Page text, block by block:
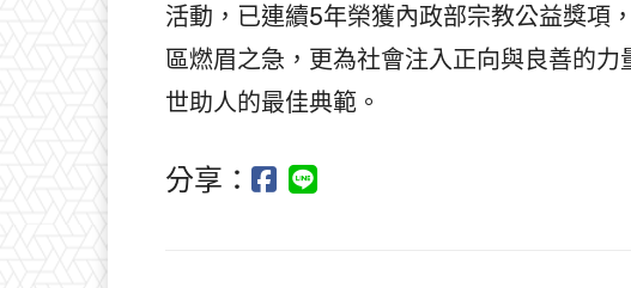
活動，已連續5年榮獲內政部宗教公益獎項
區燃眉之急，更為社會注入正向與良善的
世助人的最佳典範。
分享：